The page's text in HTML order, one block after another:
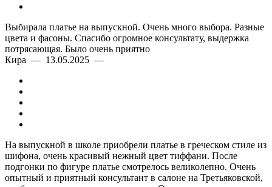
Выбирала платье на выпускной. Очень много выбора. Разные
цвета и фасоны. Спасибо огромное консультату, выдержка
потрясающая. Было очень приятно
Кира — 13.05.2025 —
На выпускной в школе приобрели платье в греческом стиле из
шифона, очень красивый нежный цвет тиффани. После
подгонки по фигуре платье смотрелось великолепно. Очень
опытный и приятный консультант в салоне на Третьяковской,